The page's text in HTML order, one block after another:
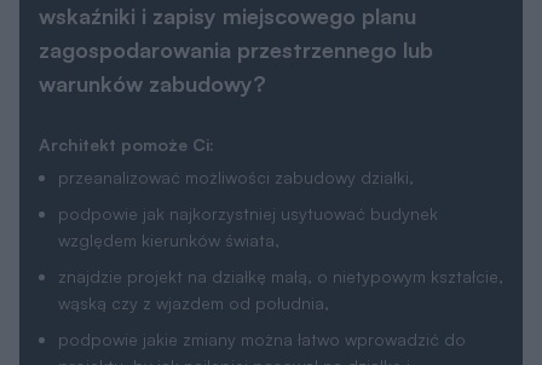
wskaźniki i zapisy miejscowego planu
zagospodarowania przestrzennego lub
warunków zabudowy?
Architekt pomoże Ci:
przeanalizować możliwości zabudowy działki,
podpowie jak najkorzystniej usytuować budynek
względem kierunków świata,
znajdzie projekt na działkę małą, o nietypowym kształcie,
wąską czy z wjazdem od południa,
podpowie jakie zmiany można łatwo wprowadzić do